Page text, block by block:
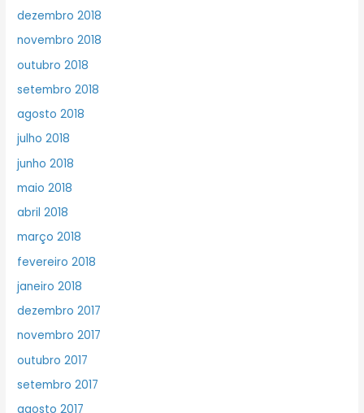
dezembro 2018
novembro 2018
outubro 2018
setembro 2018
agosto 2018
julho 2018
junho 2018
maio 2018
abril 2018
março 2018
fevereiro 2018
janeiro 2018
dezembro 2017
novembro 2017
outubro 2017
setembro 2017
agosto 2017